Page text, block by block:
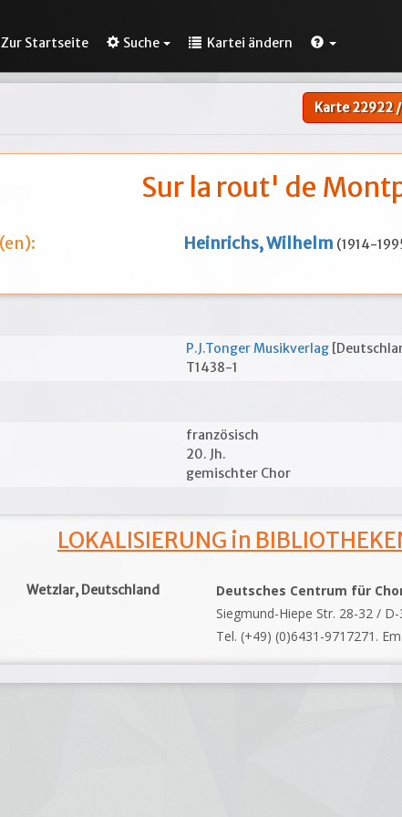
Zur Startseite Suche Kartei ändern
Karte22922
Sur la rout' de
Heinrichs, Wilhelm (1914-
P.J.Tonger Musikverlag
T1438-1
französisch
20. Jh.
gemischter Chor
LOKALISIERUNG in
Wetzlar, Deutschland
Deutsches Centrum für
Siegmund-Hiepe Str. 28-32 /
Tel. (+49) (0)6431-9717271.